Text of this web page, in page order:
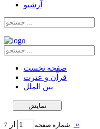
آرشیو
صفحه نخست
قرآن و عترت
بین الملل
شماره صفحه از »